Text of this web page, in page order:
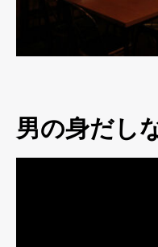
男の身だし